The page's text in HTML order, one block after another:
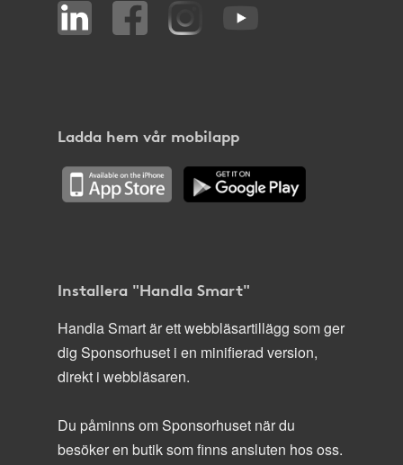
Ladda hem vår mobilapp
Installera "Handla Smart"
Handla Smart är ett webbläsartillägg som ger
dig Sponsorhuset i en minifierad version,
direkt i webbläsaren.
Du påminns om Sponsorhuset när du
besöker en butik som finns ansluten hos oss.